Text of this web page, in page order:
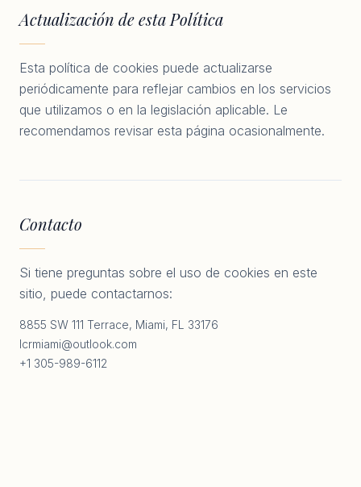
Actualización de esta Política
Esta política de cookies puede actualizarse
periódicamente para reflejar cambios en los servicios
que utilizamos o en la legislación aplicable. Le
recomendamos revisar esta página ocasionalmente.
Contacto
Si tiene preguntas sobre el uso de cookies en este
sitio, puede contactarnos:
8855 SW 111 Terrace, Miami, FL 33176
lcrmiami@outlook.com
+1 305-989-6112